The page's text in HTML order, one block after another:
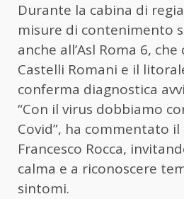
Durante la cabina di
misure di contenimento
anche all’Asl Roma 6,
Castelli Romani e il
conferma diagnostica
“Con il virus dobbiamo
Covid”, ha commentato
Francesco Rocca,
calma e a riconoscere
sintomi.